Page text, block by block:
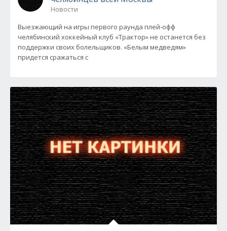
Новости
Выезжающий на игры первого раунда плей-офф
челябинский хоккейный клуб «Трактор» не останется без
поддержки своих болельщиков. «Белым медведям»
придется сражаться с